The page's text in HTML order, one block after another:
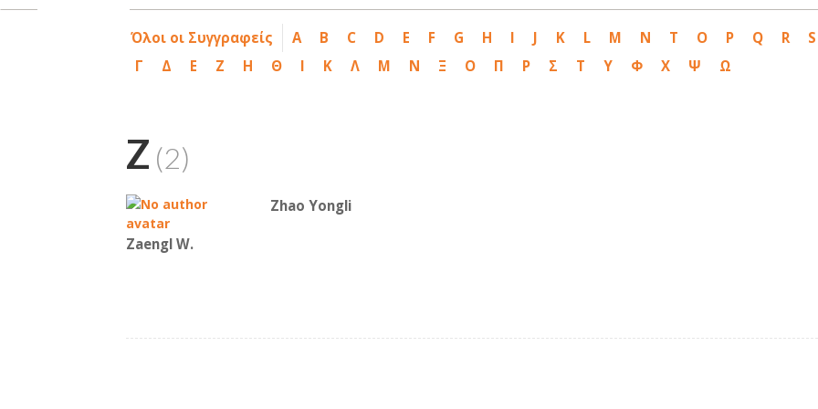
Όλοι οι Συγγραφείς A B C D E F G H I J K L M N T O P Q R S
Γ
Δ Ε Ζ Η Θ Ι Κ Λ Μ Ν Ξ Ο Π Ρ Σ Τ Υ Φ Χ Ψ Ω
Z (2)
Zaengl W.
Zhao Yongli